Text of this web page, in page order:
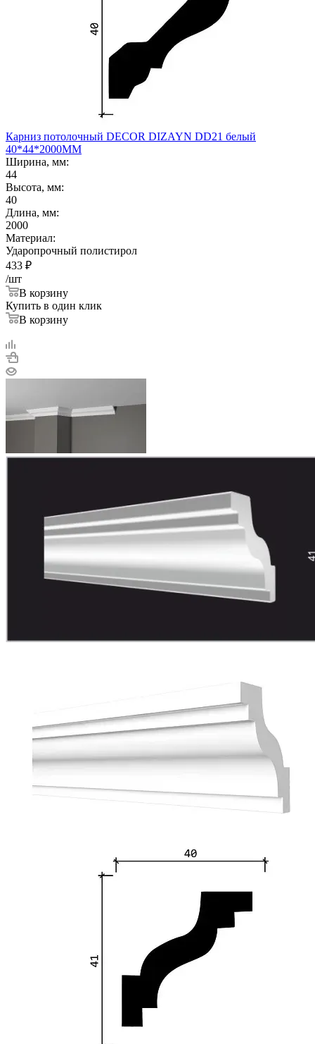
Карниз потолочный DECOR DIZAYN DD21 белый
40*44*2000ММ
Ширина, мм:
44
Высота, мм:
40
Длина, мм:
2000
Материал:
Ударопрочный полистирол
433 ₽
/шт
В корзину
Купить в один клик
В корзину